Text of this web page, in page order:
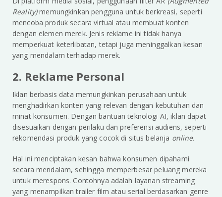
Reality)memungkinkan pengguna untuk berkreasi, seperti
mencoba produk secara virtual atau membuat konten
dengan elemen merek. Jenis reklame ini tidak hanya
memperkuat keterlibatan, tetapi juga meninggalkan kesan
yang mendalam terhadap merek.
2. Reklame Personal
Iklan berbasis data memungkinkan perusahaan untuk
menghadirkan konten yang relevan dengan kebutuhan dan
minat konsumen. Dengan bantuan teknologi AI, iklan dapat
disesuaikan dengan perilaku dan preferensi audiens, seperti
rekomendasi produk yang cocok di situs belanja online.
Hal ini menciptakan kesan bahwa konsumen dipahami
secara mendalam, sehingga memperbesar peluang mereka
untuk merespons. Contohnya adalah layanan streaming
yang menampilkan trailer film atau serial berdasarkan genre